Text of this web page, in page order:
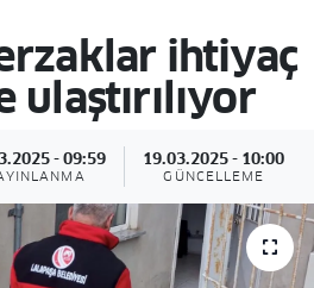
ihtiyaç
- 09:59 19.03.2025 - 10:00
GÜNCELLEME